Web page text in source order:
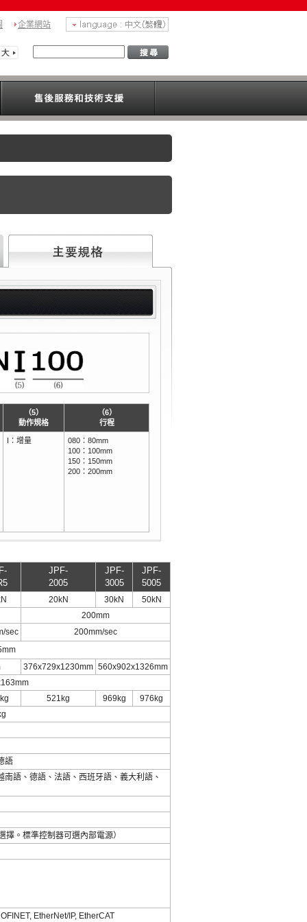
企業網站
（5）
動作規格
（6）
行程
I：增量
080：80mm
100：100mm
150：150mm
200：200mm
JPF-
2005
JPF-
3005
JPF-
5005
20kN 30kN
50kN
200mm
sec
200mm/sec
376x729x1230mm 560x902x1326mm
521kg 969kg
976kg
語
語、德語、法語、西班牙語、義大利語、
。標準控制器可選內部電源）
EtherNet/IP, EtherCAT